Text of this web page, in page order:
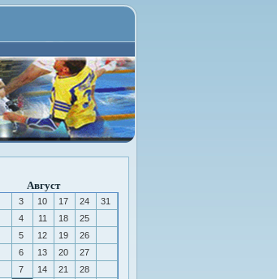
Август
3 10 17 24
31
4 11 18
25
5 12 19
26
6 13 20
27
7 14 21
28